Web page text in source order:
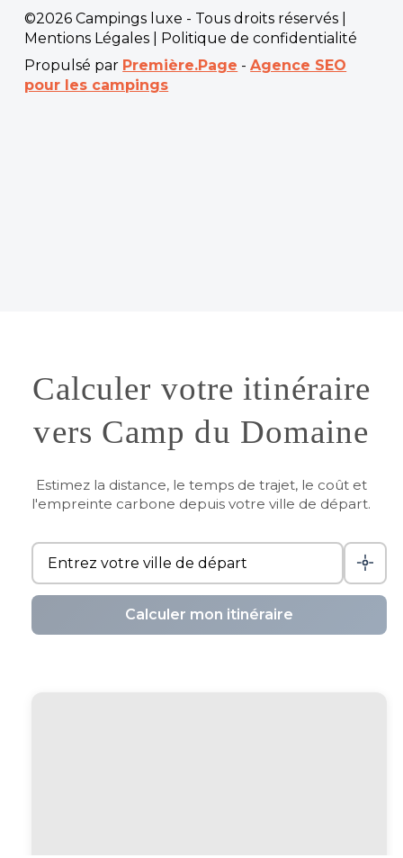
©2026 Campings luxe - Tous droits réservés |
Mentions Légales
Politique de confidentialité
Propulsé par Première.Page -Agence SEO
pour les campings
Calculer votre itinéraire
vers Camp du Domaine
Estimez la distance, le temps de trajet, le coût et
l'empreinte carbone depuis votre ville de départ.
Calculer mon itinéraire